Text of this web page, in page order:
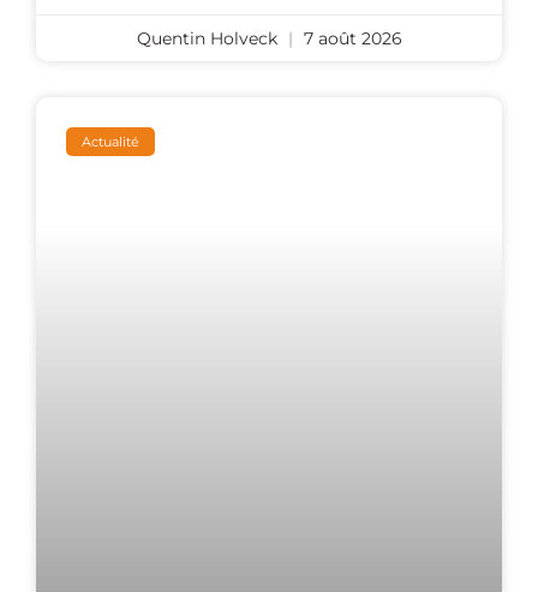
Quentin Holveck 7 août 2026
Actualité